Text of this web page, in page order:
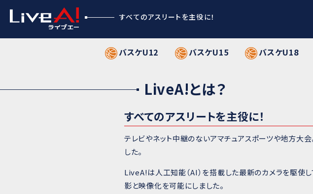
すべてのアスリートを主役に！
バスケU12 バスケU15 バスケU18
LiveA!とは？
すべてのアスリートを主役に！
テレビやネット中継のないアマチュアスポーツや地方大
した。
LiveA!は人工知能（AI）を搭載した最新のカメラを駆使
影と映像化を可能にしました。